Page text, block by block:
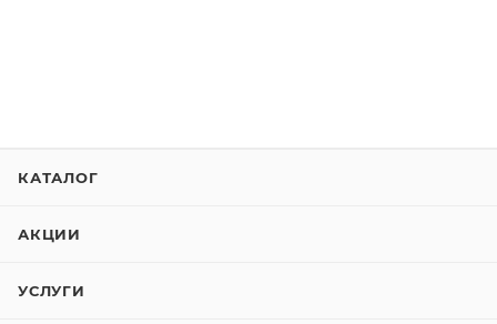
КАТАЛОГ
АКЦИИ
УСЛУГИ